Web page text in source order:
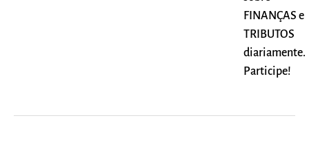
FINANÇAS e
TRIBUTOS
diariamente.
Participe!